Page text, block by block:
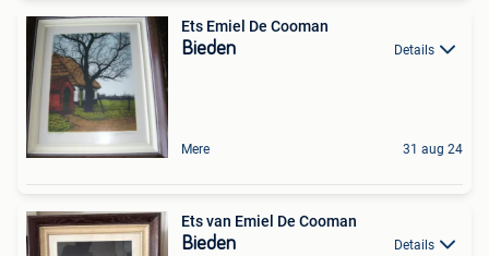
Ets Emiel De Cooman
Bieden Details
Mere 31 aug 24
Ets van Emiel De Cooman
Bieden Details